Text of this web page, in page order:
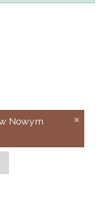
Nowym